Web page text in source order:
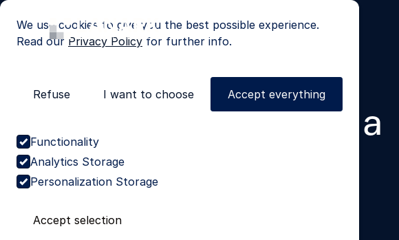
We use cookies to give you the best possible experience.
Read our Privacy Policy for further info.
Refuse I want to choose Accept everything
Functionality
Analytics Storage
Personalization Storage
Accept selection
Careers
Start your career as a
Young Supply Chain
Engineer.